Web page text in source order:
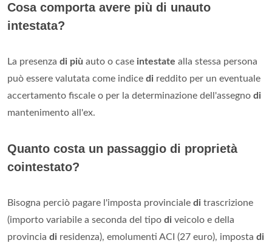
Cosa comporta avere più di unauto
intestata?
La presenza di più auto o case intestate alla stessa persona
può essere valutata come indice di reddito per un eventuale
accertamento fiscale o per la determinazione dell'assegno di
mantenimento all'ex.
Quanto costa un passaggio di proprietà
cointestato?
Bisogna perciò pagare l'imposta provinciale di trascrizione
(importo variabile a seconda del tipo di veicolo e della
provincia di residenza), emolumenti ACI (27 euro), imposta di